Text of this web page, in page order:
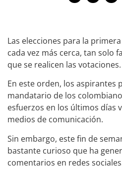
Las elecciones para la
cada vez más cerca, tan solo
que se realicen las votaciones.
En este orden, los aspirantes
mandatario de los
esfuerzos en los últimos días
medios de comunicación.
Sin embargo, este fin de
bastante curioso que ha
comentarios en redes